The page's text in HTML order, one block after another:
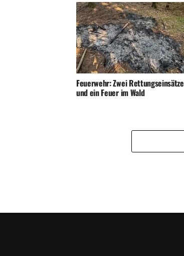
Feuerwehr: Zwei Rettungseinsätze
und ein Feuer im Wald